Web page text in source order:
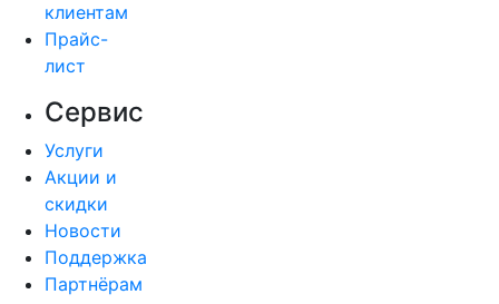
клиентам
Прайс-
лист
Сервис
Услуги
Акции и
скидки
Новости
Поддержка
Партнёрам